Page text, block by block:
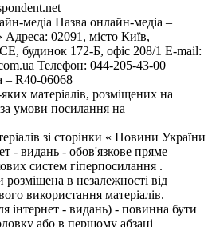
медіа Назва онлайн-медіа –
02091, місто Київ,
172-Б, офіс 208/1 E-mail:
Телефон: 044-205-43-00
– R40-06068
матеріалів, розміщених на
за умови посилання на
зі сторінки « Новини України
- видань - обов'язкове пряме
систем гіперпосилання .
в незалежності від
використання матеріалів.
інтернет - видань) - повинна бути
або в першому абзаці